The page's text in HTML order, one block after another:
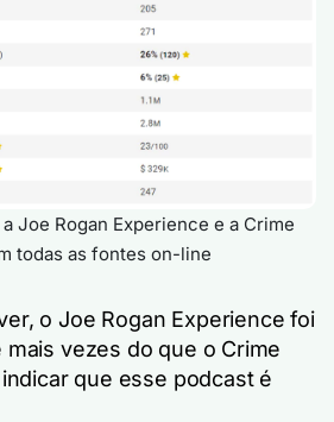
Joe Rogan Experience e a Crime
todas as fontes on-line
o Joe Rogan Experience foi
vezes do que o Crime
que esse podcast é